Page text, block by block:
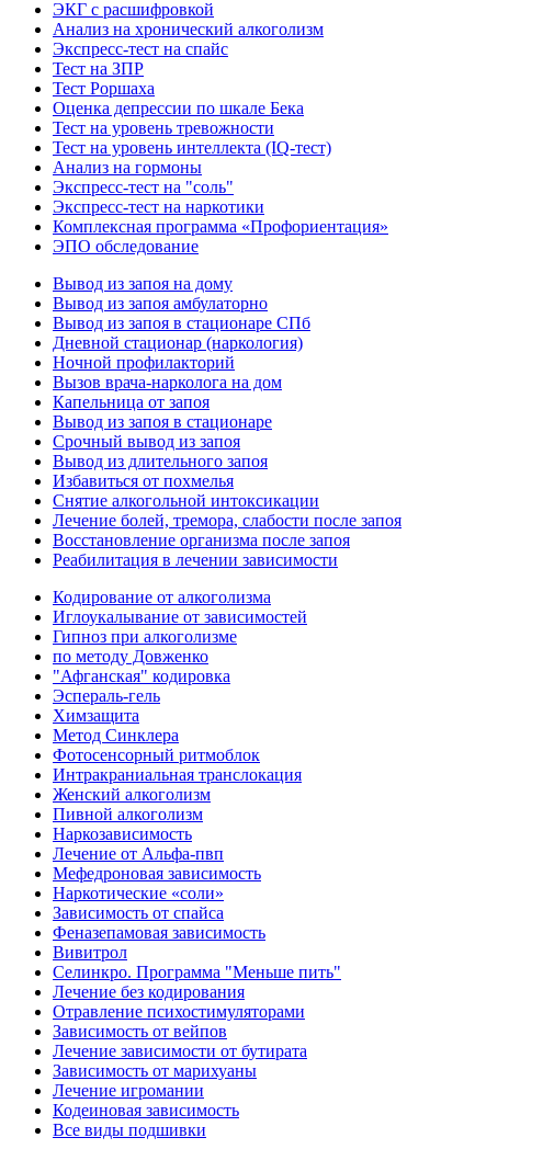
ЭКГ с расшифровкой
Анализ на хронический алкоголизм
Экспресс-тест на спайс
Тест на ЗПР
Тест Роршаха
Оценка депрессии по шкале Бека
Тест на уровень тревожности
Тест на уровень интеллекта (IQ-тест)
Анализ на гормоны
Экспресс-тест на "соль"
Экспресс-тест на наркотики
Комплексная программа «Профориентация»
ЭПО обследование
Вывод из запоя на дому
Вывод из запоя амбулаторно
Вывод из запоя в стационаре СПб
Дневной стационар (наркология)
Ночной профилакторий
Вызов врача-нарколога на дом
Капельница от запоя
Вывод из запоя в стационаре
Срочный вывод из запоя
Вывод из длительного запоя
Избавиться от похмелья
Снятие алкогольной интоксикации
Лечение болей, тремора, слабости после запоя
Восстановление организма после запоя
Реабилитация в лечении зависимости
Кодирование от алкоголизма
Иглоукалывание от зависимостей
Гипноз при алкоголизме
по методу Довженко
"Афганская" кодировка
Эспераль-гель
Химзащита
Метод Синклера
Фотосенсорный ритмоблок
Интракраниальная транслокация
Женский алкоголизм
Пивной алкоголизм
Наркозависимость
Лечение от Альфа-пвп
Мефедроновая зависимость
Наркотические «соли»
Зависимость от спайса
Феназепамовая зависимость
Вивитрол
Селинкро. Программа "Меньше пить"
Лечение без кодирования
Отравление психостимуляторами
Зависимость от вейпов
Лечение зависимости от бутирата
Зависимость от марихуаны
Лечение игромании
Кодеиновая зависимость
Все виды подшивки